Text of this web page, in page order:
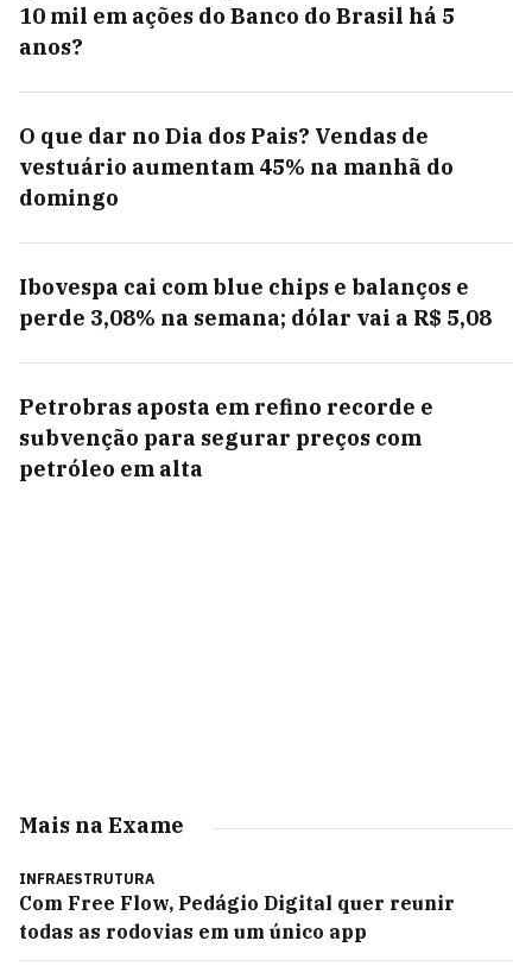
10 mil em ações do Banco do Brasil há 5
anos?
O que dar no Dia dos Pais? Vendas de
vestuário aumentam 45% na manhã do
domingo
Ibovespa cai com blue chips e balanços e
perde 3,08% na semana; dólar vai a R$ 5,08
Petrobras aposta em refino recorde e
subvenção para segurar preços com
petróleo em alta
Mais na Exame
INFRAESTRUTURA
Com Free Flow, Pedágio Digital quer reunir
todas as rodovias em um único app